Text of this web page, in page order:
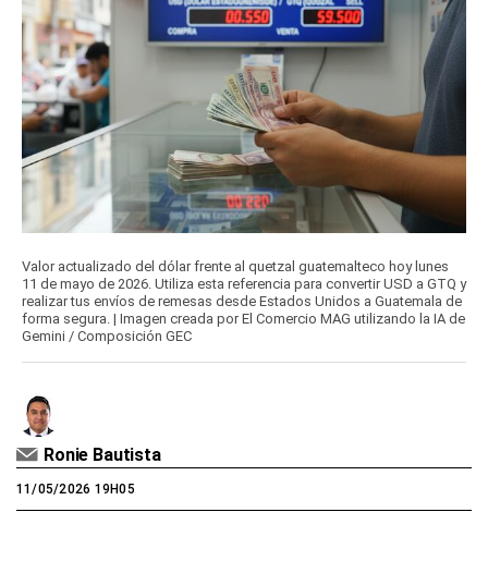
Valor actualizado del dólar frente al quetzal guatemalteco hoy lunes
11 de mayo de 2026. Utiliza esta referencia para convertir USD a GTQ y
realizar tus envíos de remesas desde Estados Unidos a Guatemala de
forma segura. | Imagen creada por El Comercio MAG utilizando la IA de
Gemini / Composición GEC
Ronie Bautista
11/05/2026 19H05